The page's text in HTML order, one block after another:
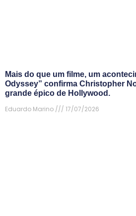
Mais do que um filme, um
Odyssey” confirma Christopher
grande épico de Hollywood.
Eduardo Marino
17/07/2026